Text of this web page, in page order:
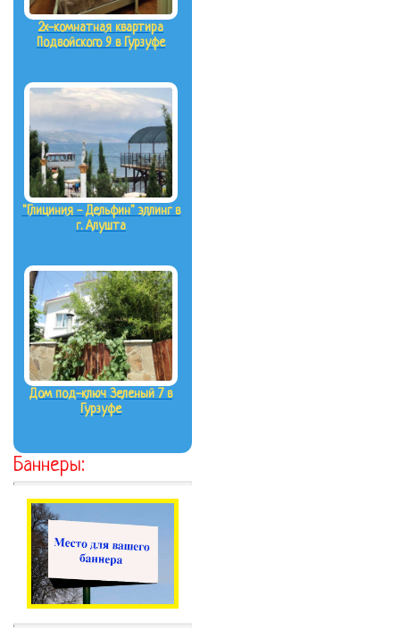
2х-комнатная квартира
Подвойского 9 в Гурзуфе
"Глициния - Дельфин" эллинг в
г. Алушта
Дом под-ключ Зеленый 7 в
Гурзуфе
Баннеры: